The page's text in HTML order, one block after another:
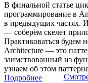
В финальной статье
программирование в
в предыдущих частях.
— соберём скелет
Практиковаться будем
Architecture — это
заимствованный из
узнаем об этом
Подробнее